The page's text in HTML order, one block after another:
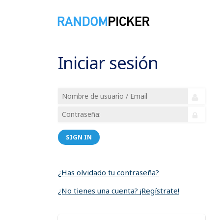
Iniciar sesión
SIGN IN
¿Has olvidado tu contraseña?
¿No tienes una cuenta? ¡Regístrate!